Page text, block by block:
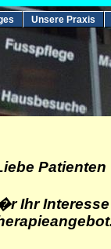
Unsere Praxis
Patienten
Ihr